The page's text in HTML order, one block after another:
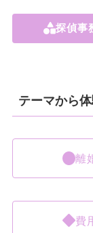
探偵事
テーマから
離
費